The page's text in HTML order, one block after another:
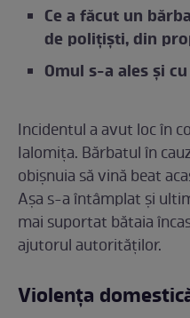
Ce a făcut un
de polițiști, din
Omul s-a ales și
Incidentul a avut loc în
Ialomița. Bărbatul în
obișnuia să vină beat
Așa s-a întâmplat și
mai suportat bătaia
ajutorul autorităților.
Violența